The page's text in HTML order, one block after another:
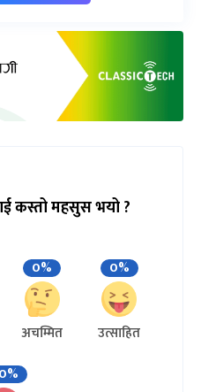
कस्तो महसुस भयो ?
0%
अचम्मित
0%
उत्साहित